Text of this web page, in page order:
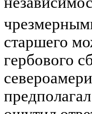
старшего
гербового